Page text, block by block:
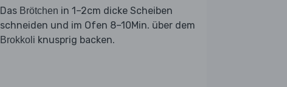
Das Brötchen in 1–2cm dicke Scheiben
schneiden und im Ofen 8–10Min. über dem
Brokkoli knusprig backen.